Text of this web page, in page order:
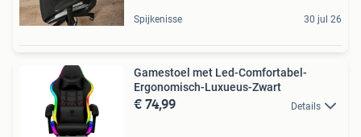
Spijkenisse 30 jul 26
Gamestoel met Led-Comfortabel-
Ergonomisch-Luxueus-Zwart
€ 74,99 Details